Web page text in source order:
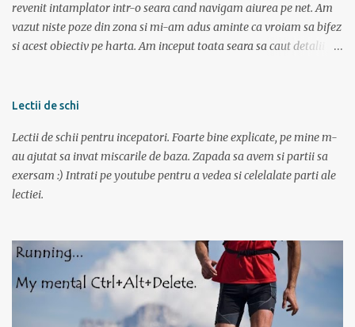
revenit intamplator intr-o seara cand navigam aiurea pe net. Am
vazut niste poze din zona si mi-am adus aminte ca vroiam sa bifez
si acest obiectiv pe harta. Am inceput toata seara sa caut detalii pe
monstrul” care a pus capac. Dupa superba tura in muntii Sureanu (
Bucuresti spre Tulcea cu acceleratul de la 5:40, pe care l-am prins la
mustata intrucat primul metrou vine la ora 5. Trenul a fost foarte
aglomerat, multa lume mergand la Sfantu Gheorghe unde luni
incepea festivalul de film Anonimul. Pe geam am vazut
una cu 3 persoane; spre norocul nostru toti se inghesuiau sa ia
bilete spre Sf. Gheorg...
Lectii de schi
Lectii de schii pentru incepatori. Foarte bine explicate, pe mine m-
au ajutat sa invat miscarile de baza. Zapada sa avem si partii sa
exersam :) Intrati pe youtube pentru a vedea si celelalate parti ale
lectiei.